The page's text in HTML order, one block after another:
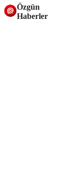
Özgün
Haberler